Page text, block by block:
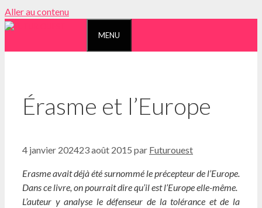
Aller au contenu
MENU
Érasme et l’Europe
4 janvier 202423 août 2015 par Futurouest
Erasme avait déjà été surnommé le précepteur de l’Europe.
Dans ce livre, on pourrait dire qu’il est l’Europe elle-même.
L’auteur y analyse le défenseur de la tolérance et de la